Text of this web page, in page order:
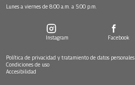
Lunes a viernes de 8:00 a.m. a 5:00 p.m.
Instagram Facebook
Política de privacidad y tratamiento de datos personales
Condiciones de uso
Accesibilidad